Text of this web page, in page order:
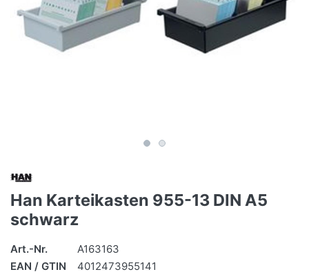
Han Karteikasten 955-13 DIN A5
schwarz
Art.-Nr.
A163163
EAN / GTIN
4012473955141